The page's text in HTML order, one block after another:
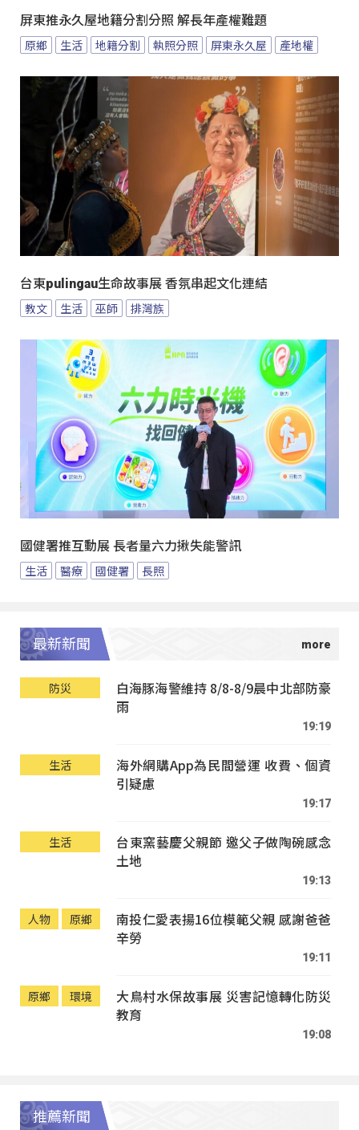
屏東推永久屋地籍分割分照 解長年產權難題
原鄉 生活 地籍分割 執照分照 屏東永久屋 產地權
台東pulingau生命故事展 香氛串起文化連結
教文 生活 巫師 排灣族
國健署推互動展 長者量六力揪失能警訊
生活 醫療 國健署 長照
最新新聞
防災
白海豚海警維持 8/8-8/9晨中北部防豪
雨
19:19
生活
海外網購App為民間營運 收費、個資
引疑慮
19:17
生活
台東窯藝慶父親節 邀父子做陶碗感念
土地
19:13
人物 原鄉
南投仁愛表揚16位模範父親 感謝爸爸
辛勞
19:11
原鄉 環境
大鳥村水保故事展 災害記憶轉化防災
教育
19:08
推薦新聞